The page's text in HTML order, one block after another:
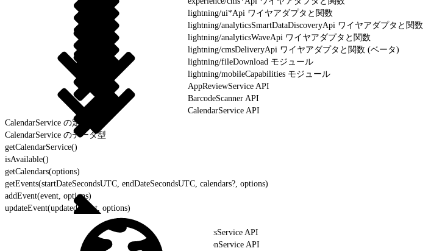
lightning/ui*Api ワイヤアダプタと関数
lightning/analyticsSmartDataDiscoveryApi ワイヤアダプタと関数
lightning/analyticsWaveApi ワイヤアダプタと関数
lightning/cmsDeliveryApi ワイヤアダプタと関数 (ベータ)
lightning/fileDownload モジュール
lightning/mobileCapabilities モジュール
AppReviewService API
BarcodeScanner API
CalendarService API
CalendarService の定数
CalendarService のデータ型
getCalendarService()
isAvailable()
getCalendars(options)
getEvents(startDateSecondsUTC, endDateSecondsUTC, calendars?, options)
addEvent(event, options)
updateEvent(updatedEvent, options)
removeEvent(event, options)
ContactsService API
LocationService API